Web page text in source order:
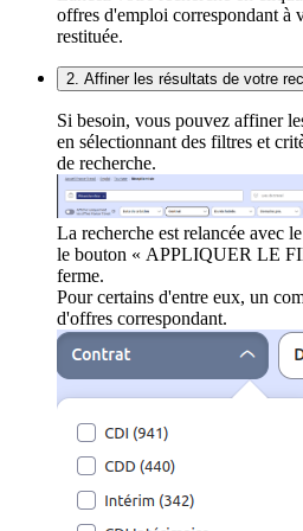
offres d'emploi correspondant à
restituée.
2. Affiner les résultats de votre
Si besoin, vous pouvez affiner
en sélectionnant des filtres et
de recherche.
La recherche est relancée avec
le bouton « APPLIQUER LE
ferme.
Pour certains d'entre eux, un
d'offres correspondant.